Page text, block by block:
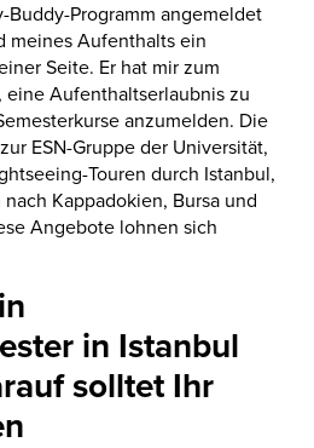
Buddy-Programm angemeldet
meines Aufenthalts ein
Seite. Er hat mir zum
Aufenthaltserlaubnis zu
anzumelden. Die
ESN-Gruppe der Universität,
Touren durch Istanbul,
Kappadokien, Bursa und
Angebote lohnen sich
in Istanbul
solltet Ihr